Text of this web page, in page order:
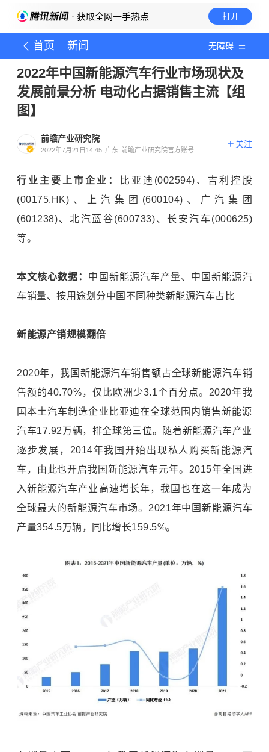
· 获取全网一手热点 打开
首页 新闻 无障碍
2022年中国新能源汽车行业市场现状及
发展前景分析 电动化占据销售主流【组
图】
前瞻产业研究院
2022年7月21日14:45 广东 前瞻产业研究院官方账号
关注
行业主要上市企业： 比亚迪 (002594)、吉利控股
(00175.HK)、上汽集团(600104)、 广汽集团
(601238)、北汽蓝谷(600733)、 长安汽车(000625)
等。
本文核心数据： 中国新能源汽车产量、中国新能源汽
车销量、按用途划分中国不同种类新能源汽车占比
新能源产销规模翻倍
2020年，我国新能源汽车销售额占全球新能源汽车销
售额的40.70%，仅比欧洲少3.1个百分点。2020年我
国本土汽车制造企业比亚迪在全球范围内销售新能源
汽车17.92万辆，排全球第三位。随着新能源汽车产业
逐步发展，2014年我国开始出现私人购买新能源汽
车，由此也开启我国新能源汽车元年。2015年全国进
入新能源汽车产业高速增长年，我国也在这一年成为
全球最大的新能源汽车市场。2021年中国新能源汽车
产量354.5万辆，同比增长159.5%。